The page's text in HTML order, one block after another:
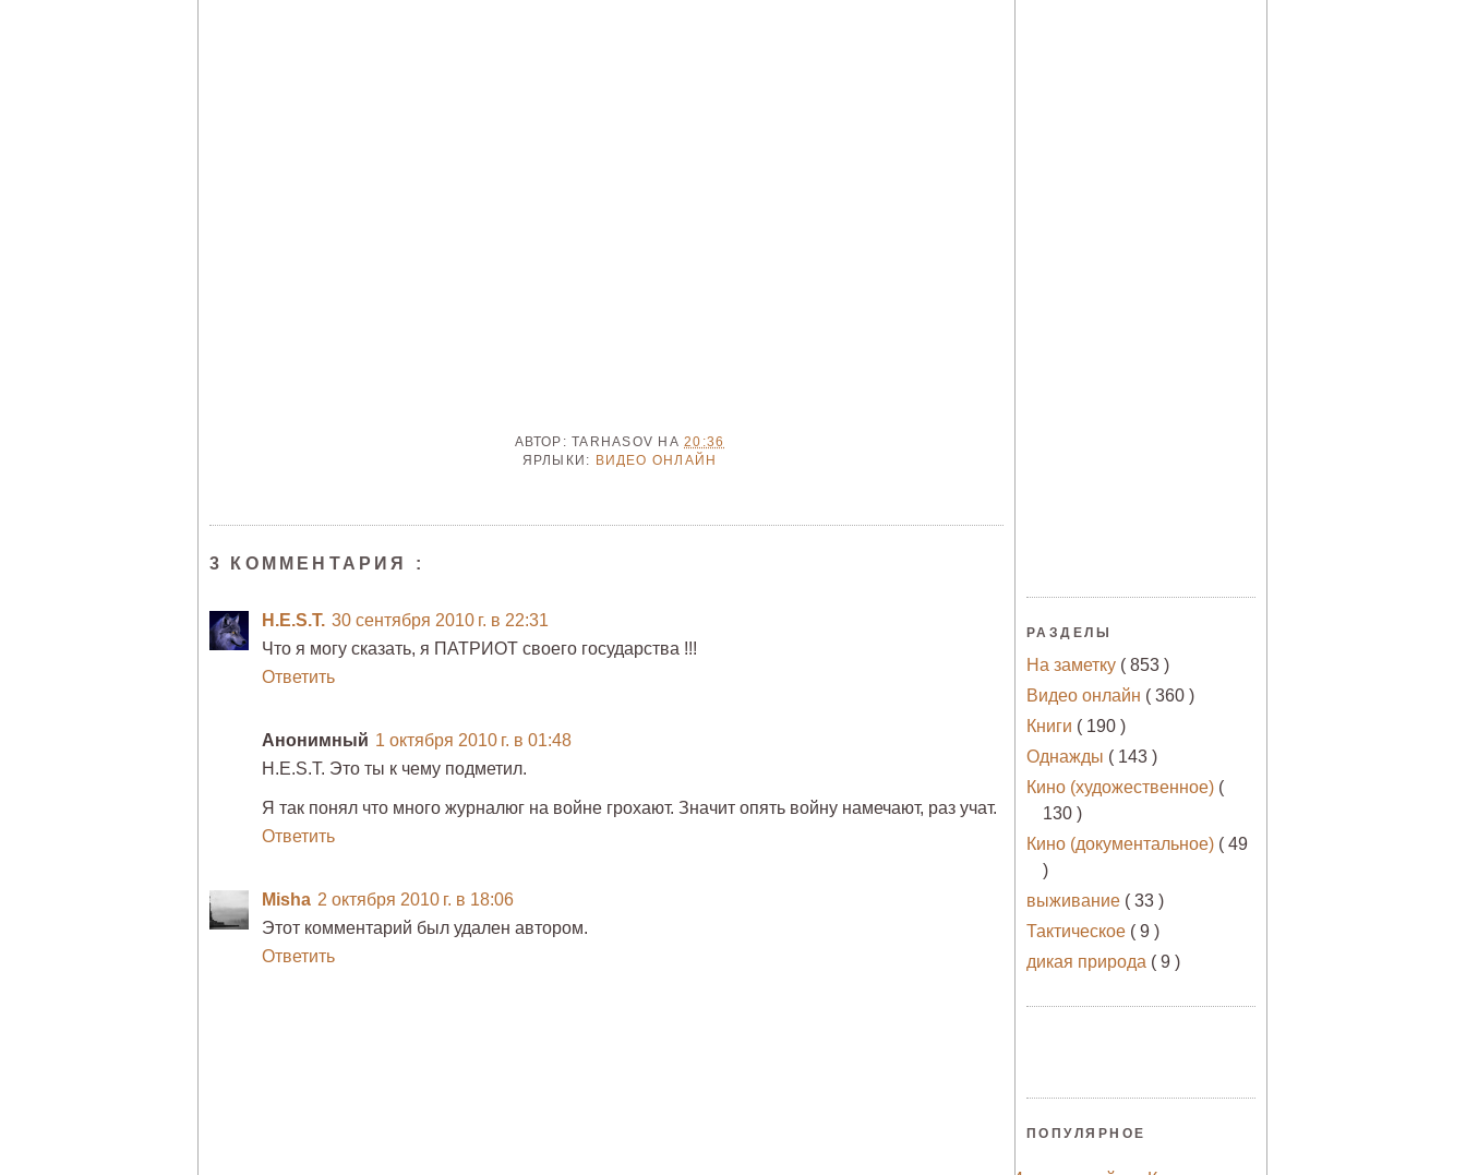
АВТОР:TARHASOV НА20:36
ЯРЛЫКИ: ВИДЕО ОНЛАЙН
3 КОММЕНТАРИЯ :
H.E.S.T. 30 сентября 2010 г. в 22:31
Что я могу сказать, я ПАТРИОТ своего государства !!!
Ответить
Анонимный 1 октября 2010 г. в 01:48
H.E.S.T. Это ты к чему подметил.
Я так понял что много журналюг на войне грохают. Значит опять войну намечают, раз учат.
Ответить
Misha 2 октября 2010 г. в 18:06
Этот комментарий был удален автором.
Ответить
РАЗДЕЛЫ
На заметку ( 853 )
Видео онлайн ( 360 )
Книги ( 190 )
Однажды ( 143 )
Кино (художественное) (
130 )
Кино (документальное) ( 49
)
выживание ( 33 )
Тактическое ( 9 )
дикая природа ( 9 )
ПОПУЛЯРНОЕ